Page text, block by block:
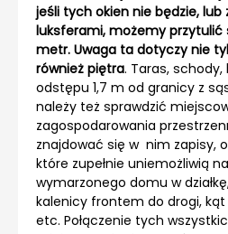
jeśli tych okien nie będzie,
luksferami, możemy przytulić
metr. Uwaga ta dotyczy nie
również piętra. Taras,
odstępu 1,7 m od granicy z
należy też sprawdzić
zagospodarowania
znajdować się w nim zapisy,
które zupełnie uniemożliwią
wymarzonego domu w
kalenicy frontem do drogi,
etc. Połączenie tych